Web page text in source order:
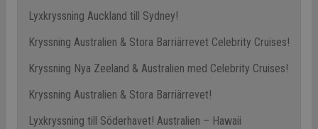
Lyxkryssning Auckland till Sydney!
Kryssning Australien & Stora Barriärrevet Celebrity Cruises!
Kryssning Nya Zeeland & Australien med Celebrity Cruises!
Kryssning Australien & Stora Barriärrevet!
Lyxkryssning till Söderhavet! Australien – Hawaii